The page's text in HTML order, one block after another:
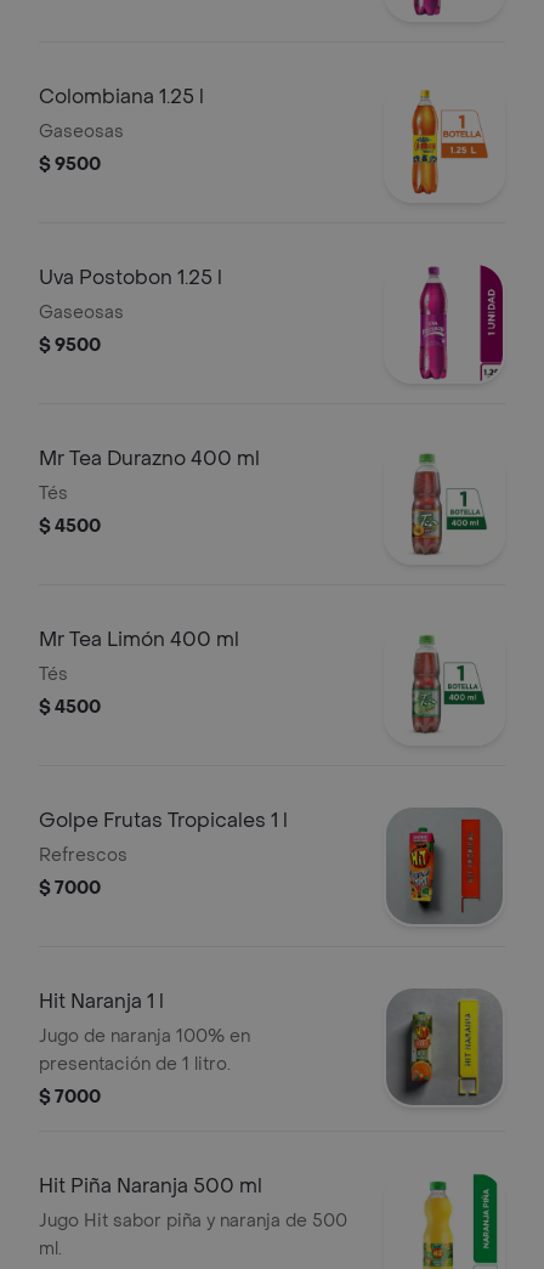
Colombiana 1.25 l
Gaseosas
$ 9500
Uva Postobon 1.25 l
Gaseosas
$ 9500
Mr Tea Durazno 400 ml
Tés
$ 4500
Mr Tea Limón 400 ml
Tés
$ 4500
Golpe Frutas Tropicales 1 l
Refrescos
$ 7000
Hit Naranja 1 l
Jugo de naranja 100% en
presentación de 1 litro.
$ 7000
Hit Piña Naranja 500 ml
Jugo Hit sabor piña y naranja de 500
ml.